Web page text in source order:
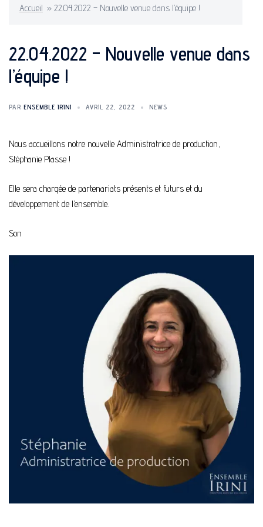
Accueil » 22.04.2022 – Nouvelle venue dans l’équipe !
22.04.2022 – Nouvelle venue dans
l’équipe !
PAR ENSEMBLE IRINI AVRIL 22, 2022 NEWS
Nous accueillons notre nouvelle Administratrice de production,
Stéphanie Plasse !
Elle sera chargée de partenariats présents et futurs et du
développement de l’ensemble.
Son